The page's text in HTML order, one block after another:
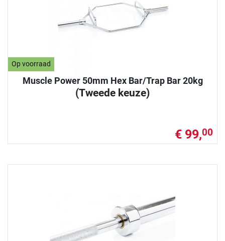
Op voorraad
Muscle Power 50mm Hex Bar/Trap Bar 20kg
(Tweede keuze)
€ 99,00